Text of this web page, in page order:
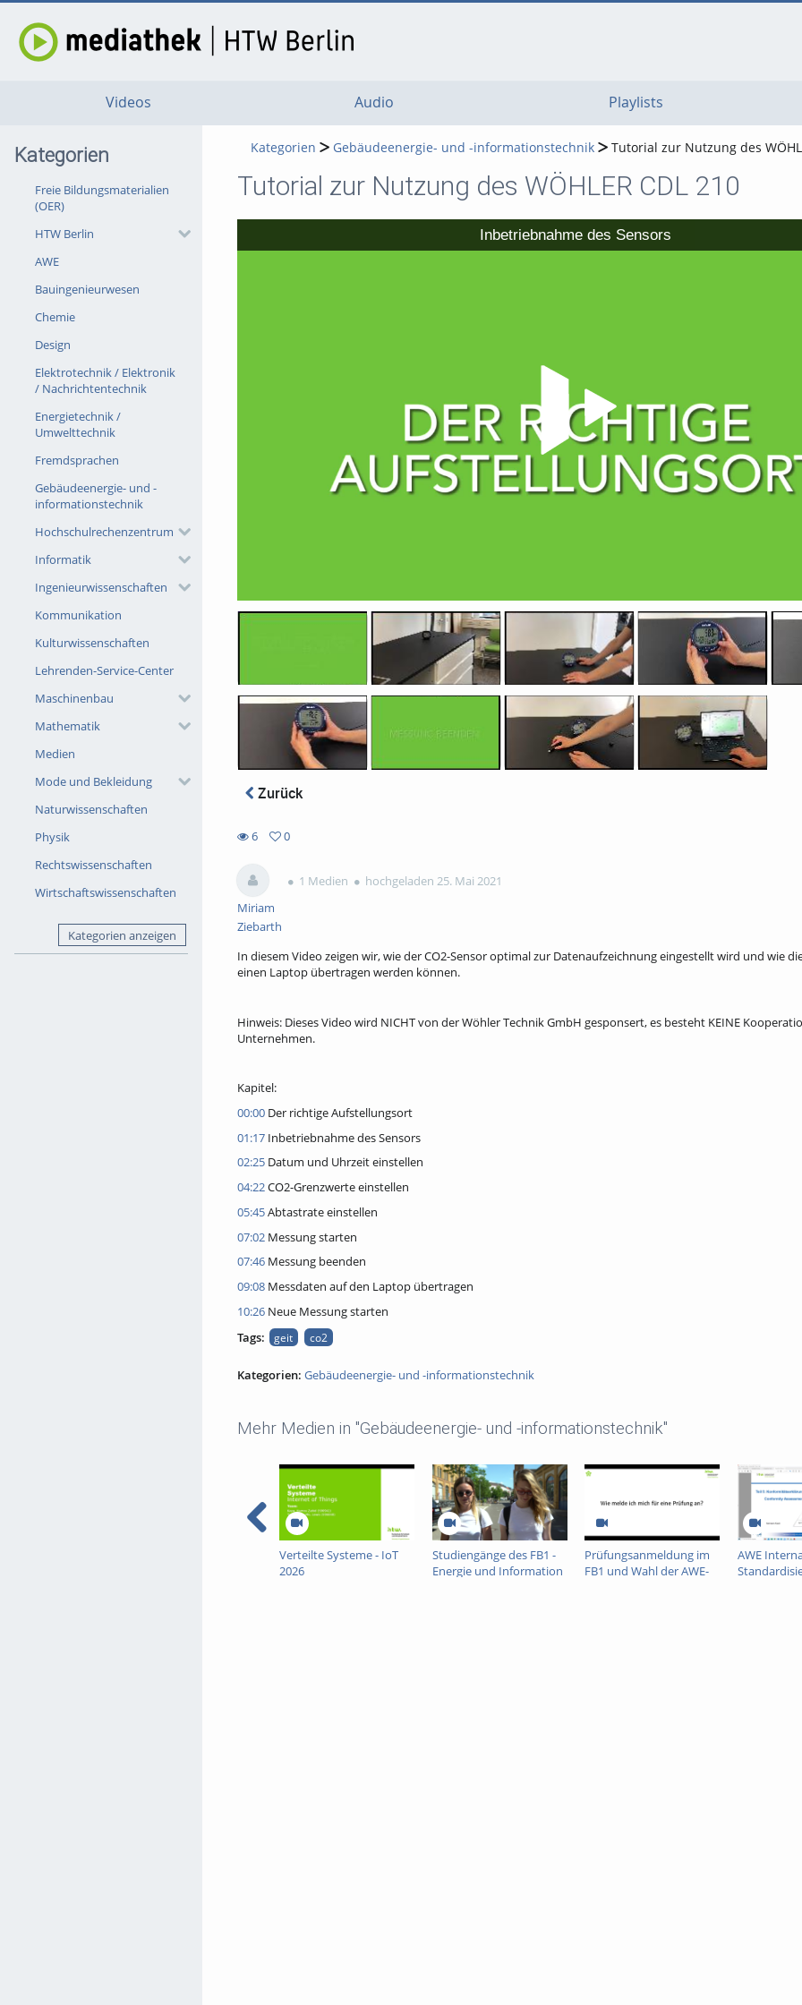
Videos Audio Playlists
Kategorien
Freie Bildungsmaterialien
(OER)
HTW Berlin
AWE
Bauingenieurwesen
Chemie
Design
Elektrotechnik / Elektronik
/ Nachrichtentechnik
Energietechnik /
Umwelttechnik
Fremdsprachen
Gebäudeenergie- und -
informationstechnik
Hochschulrechenzentrum
Informatik
Ingenieurwissenschaften
Kommunikation
Kulturwissenschaften
Lehrenden-Service-Center
Maschinenbau
Mathematik
Medien
Mode und Bekleidung
Naturwissenschaften
Physik
Rechtswissenschaften
Wirtschaftswissenschaften
Kategorien anzeigen
Kategorien Gebäudeenergie- und -informationstechnik Tutorial zur Nutzung des
Tutorial zur Nutzung des WÖHLER CDL 210
Inbetriebnahme des Sensors
Zurück
6
views
0
favorites
Miriam
Ziebarth
1 Medien hochgeladen 25. Mai 2021
In diesem Video zeigen wir, wie der CO2-Sensor optimal zur Datenaufzeichnung eingestellt wird und wie
einen Laptop übertragen werden können.
Hinweis: Dieses Video wird NICHT von der Wöhler Technik GmbH gesponsert, es besteht KEINE
Unternehmen.
Kapitel:
00:00Der richtige Aufstellungsort
01:17Inbetriebnahme des Sensors
02:25Datum und Uhrzeit einstellen
04:22CO2-Grenzwerte einstellen
05:45Abtastrate einstellen
07:02Messung starten
07:46Messung beenden
09:08Messdaten auf den Laptop übertragen
10:26Neue Messung starten
Tags:
geit co2
Kategorien: Gebäudeenergie- und -informationstechnik
Mehr Medien in "Gebäudeenergie- und -informationstechnik"
Verteilte Systeme - IoT
2026
Studiengänge des FB1 -
Energie und Information
Prüfungsanmeldung im
FB1 und Wahl der AWE-
AWE